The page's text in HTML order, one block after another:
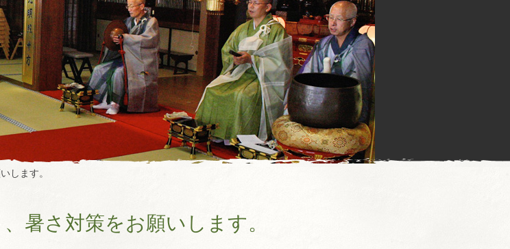
します。
暑さ対策をお願いします。